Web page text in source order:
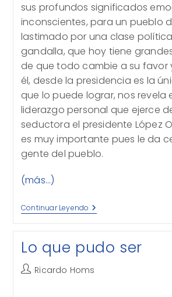
sus profundos significados
inconscientes, para un pueblo
lastimado por una clase
gandalla, que hoy tiene
de que todo cambie a su favor
él, desde la presidencia es la
que lo puede lograr, nos revela
liderazgo personal que ejerce
seductora el presidente López
es muy importante pues le da
gente del pueblo.
(más…)
Continuar Leyendo Los
Simbolismo
Contexto
Político
Lo que pudo ser
AutorRicardo Homs